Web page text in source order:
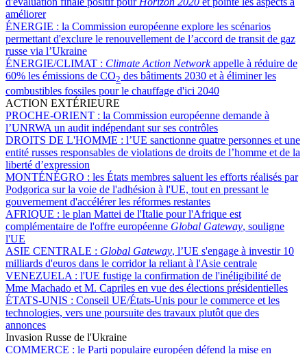
améliorer
ÉNERGIE : la Commission européenne explore les scénarios
permettant d'exclure le renouvellement de l’accord de transit de gaz
russe via l’Ukraine
ÉNERGIE/CLIMAT : Climate Action Networkappelle à réduire de
60% les émissions de CO2 des bâtiments 2030 et à éliminer les
combustibles fossiles pour le chauffage d'ici 2040
ACTION EXTÉRIEURE
PROCHE-ORIENT : la Commission européenne demande à
l’UNRWA un audit indépendant sur ses contrôles
DROITS DE L'HOMME : l’UE sanctionne quatre personnes et une
entité russes responsables de violations de droits de l’homme et de la
liberté d’expression
MONTÉNÉGRO : les États membres saluent les efforts réalisés par
Podgorica sur la voie de l'adhésion à l'UE, tout en pressant le
gouvernement d'accélérer les réformes restantes
AFRIQUE : le plan Mattei de l'Italie pour l'Afrique est
complémentaire de l'offre européenne Global Gateway, souligne
l'UE
ASIE CENTRALE : Global Gateway, l’UE s'engage à investir 10
milliards d'euros dans le corridor la reliant à l'Asie centrale
VENEZUELA : l'UE fustige la confirmation de l'inéligibilité de
Mme Machado et M. Capriles en vue des élections présidentielles
ÉTATS-UNIS : Conseil UE/États-Unis pour le commerce et les
technologies, vers une poursuite des travaux plutôt que des
annonces
Invasion Russe de l'Ukraine
COMMERCE : le Parti populaire européen défend la mise en